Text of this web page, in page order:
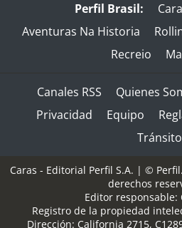
Perfil Brasil:
Aventuras Na Historia
Recreio
Canales RSS Quienes
Privacidad
Equipo
Tránsito
Caras - Editorial Perfil S.A. | ©
derechos
Editor responsable:
Registro de la propiedad
Dirección: California 2715,